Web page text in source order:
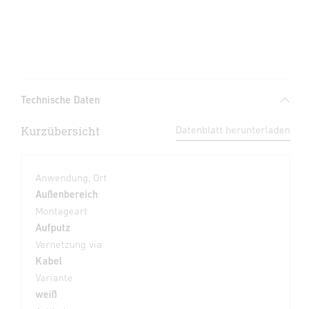
Technische Daten
Kurzübersicht Datenblatt herunterladen
Anwendung, Ort
Außenbereich
Montageart
Aufputz
Vernetzung via
Kabel
Variante
weiß